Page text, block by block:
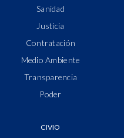
Sanidad
Justicia
Contratación
Medio Ambiente
Transparencia
Poder
CIVIO